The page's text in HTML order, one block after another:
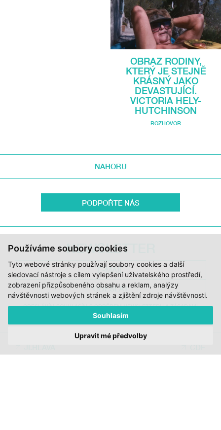
Používáme soubory cookies
Tyto webové stránky používají soubory cookies a další
sledovací nástroje s cílem vylepšení uživatelského prostředí,
zobrazení přizpůsobeného obsahu a reklam, analýzy
návštěvnosti webových stránek a zjištění zdroje návštěvnosti.
Souhlasím
Upravit mé předvolby
OBRAZ RODINY,
KTERÝ JE STEJNĚ
KRÁSNÝ JAKO
DEVASTUJÍCÍ.
VICTORIA HELY-
HUTCHINSON
ROZHOVOR
NAHORU
PODPOŘTE NÁS
NEWSLETTER
ODESLAT
ODESLÁNÍM SOUHLASÍM S ODBĚREM NEWSLETTERU A ZÁSADAMI
ZPRACOVÁNÍ OSOBNÍCH ÚDAJŮ DOC.DREAM. VÍCE ZDE.